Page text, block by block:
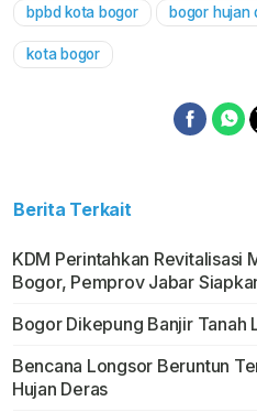
bpbd kota bogor bogor hujan
kota bogor
Berita Terkait
KDM Perintahkan Revitalisasi
Bogor, Pemprov Jabar
Bogor Dikepung Banjir Tanah
Bencana Longsor Beruntun
Hujan Deras